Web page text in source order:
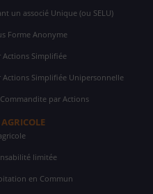
un associé Unique (ou SELU)
Forme Anonyme
Actions Simplifiée
Actions Simplifiée Unipersonnelle
par Actions
limitée
en Commun